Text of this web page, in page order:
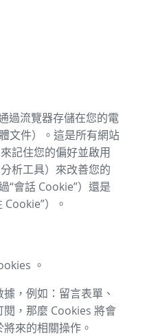
過流覽器存儲在您的電
文件）。這是所有網站
記住您的偏好並啟用
析工具）來改善您的
“會話 Cookie”）還是
）。
。
，例如：留言表單、
，那麼 Cookies 將會
來的相關操作。